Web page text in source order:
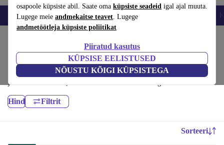
osapoole küpsiste abil. Saate oma küpsiste seadeid igal ajal muuta.
Lugege meie andmekaitse teavet. Lugege
andmetöötleja küpsiste poliitikat
Piiratud kasutus
KÜPSISE EELISTUSED
NÕUSTU KÕIGI KÜPSISTEGA
Nutitelefoni Sülearvutid Tahvelarvutid Nutikellad
ASUS sülearvutid:
Kvaliteetsed renoveeritud ASUS sülearvutid suurepärase hinnaga. Teie
jätkusuutlikum valik, millel on vähemalt 12-kuuline garantii.
Hind Filtrit
Sorteeri